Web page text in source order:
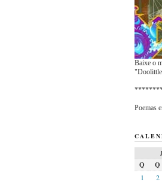
Baixe o
Poemas
Q Q
1
2